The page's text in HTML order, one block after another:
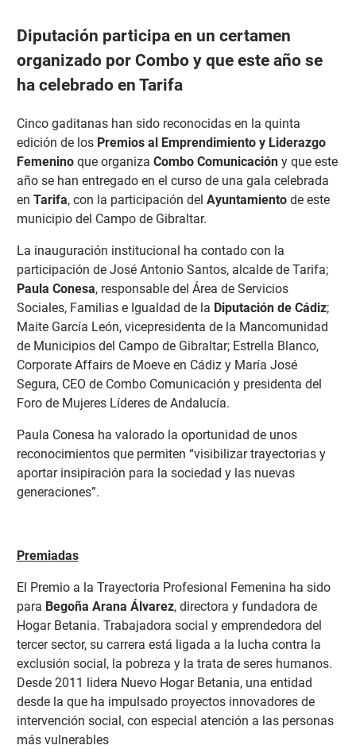
Diputación participa en un certamen
organizado por Combo y que este año se
ha celebrado en Tarifa
Cinco gaditanas han sido reconocidas en la quinta
edición de losPremios al Emprendimiento y Liderazgo
Femeninoque organiza Combo Comunicacióny que este
año se han entregado en el curso de una gala celebrada
en Tarifa, con la participación del Ayuntamientode este
municipio del Campo de Gibraltar.
La inauguración institucional ha contado con la
participación de José Antonio Santos, alcalde de Tarifa;
Paula Conesa, responsable del Área de Servicios
Sociales, Familias e Igualdad de la Diputación de Cádiz;
Maite García León, vicepresidenta de la Mancomunidad
de Municipios del Campo de Gibraltar; Estrella Blanco,
Corporate Affairs de Moeve en Cádiz y María José
Segura, CEO de Combo Comunicación y presidenta del
Foro de Mujeres Líderes de Andalucía.
Paula Conesa ha valorado la oportunidad de unos
reconocimientos que permiten “visibilizar trayectorias y
aportar insipiración para la sociedad y las nuevas
generaciones”.
Premiadas
El Premio a la Trayectoria Profesional Femenina ha sido
para Begoña Arana Álvarez, directora y fundadora de
Hogar Betania. Trabajadora social y emprendedora del
tercer sector, su carrera está ligada a la lucha contra la
exclusión social, la pobreza y la trata de seres humanos.
Desde 2011 lidera Nuevo Hogar Betania, una entidad
desde la que ha impulsado proyectos innovadores de
intervención social, con especial atención a las personas
más vulnerables